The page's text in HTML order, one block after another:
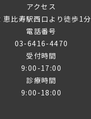
アクセス
恵比寿駅西口より徒歩1分
電話番号
03-6416-4470
受付時間
9:00-17:00
診療時間
9:00-18:00